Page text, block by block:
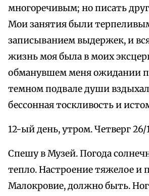
многоречивым; но писать
Мои занятия были
записыванием выдержек, и
жизнь моя была в моих
обманувшем меня ожидании
темном подвале души
бессонная тоскливость и
12-ый день, утром. Четверг 26/
Спешу в Музей. Погода
тепло. Настроение тяжелое и
Малокровие, должно быть.